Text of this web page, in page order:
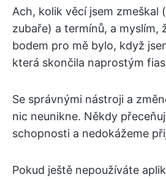
Ach, kolik věcí jsem zmeškal
zubaře) a termínů, a myslím,
bodem pro mě bylo, když
která skončila naprostým
Se správnými nástroji a
nic neunikne. Někdy
schopnosti a nedokážeme
Pokud ještě nepoužíváte